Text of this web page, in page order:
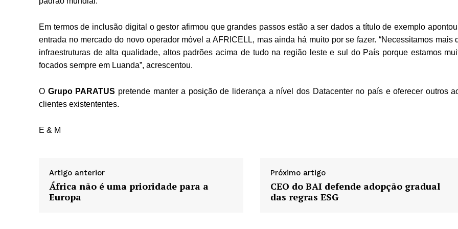
Em termos de inclusão digital o gestor afirmou que grandes passos estão a ser dados a título de exemplo
entrada no mercado do novo operador móvel a AFRICELL, mas ainda há muito por se fazer. “Necessitamos mais
infraestruturas de alta qualidade, altos padrões acima de tudo na região leste e sul do País porque estamos
focados sempre em Luanda”, acrescentou.
O Grupo PARATUS pretende manter a posição de liderança a nível dos Datacenter no país e oferecer outros
clientes existententes.
E & M
Artigo anterior
África não é uma prioridade para a
Europa
Próximo artigo
CEO do BAI defende adopção gradual
das regras ESG